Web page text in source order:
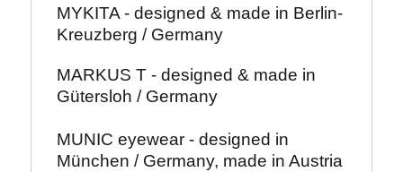
MYKITA - designed & made in Berlin-
Kreuzberg / Germany
MARKUS T - designed & made in
Gütersloh / Germany
MUNIC eyewear - designed in
München / Germany, made in Austria